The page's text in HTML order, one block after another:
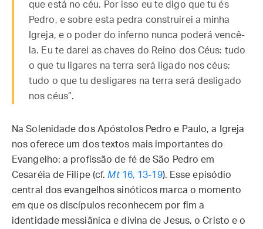
que está no céu. Por isso eu te digo que tu és
Pedro, e sobre esta pedra construirei a minha
Igreja, e o poder do inferno nunca poderá vencê-
la. Eu te darei as chaves do Reino dos Céus: tudo
o que tu ligares na terra será ligado nos céus;
tudo o que tu desligares na terra será desligado
nos céus”.
Na Solenidade dos Apóstolos Pedro e Paulo, a Igreja
nos oferece um dos textos mais importantes do
Evangelho: a profissão de fé de São Pedro em
Cesaréia de Filipe (cf. Mt16, 13-19). Esse episódio
central dos evangelhos sinóticos marca o momento
em que os discípulos reconhecem por fim a
identidade messiânica e divina de Jesus, o Cristo e o